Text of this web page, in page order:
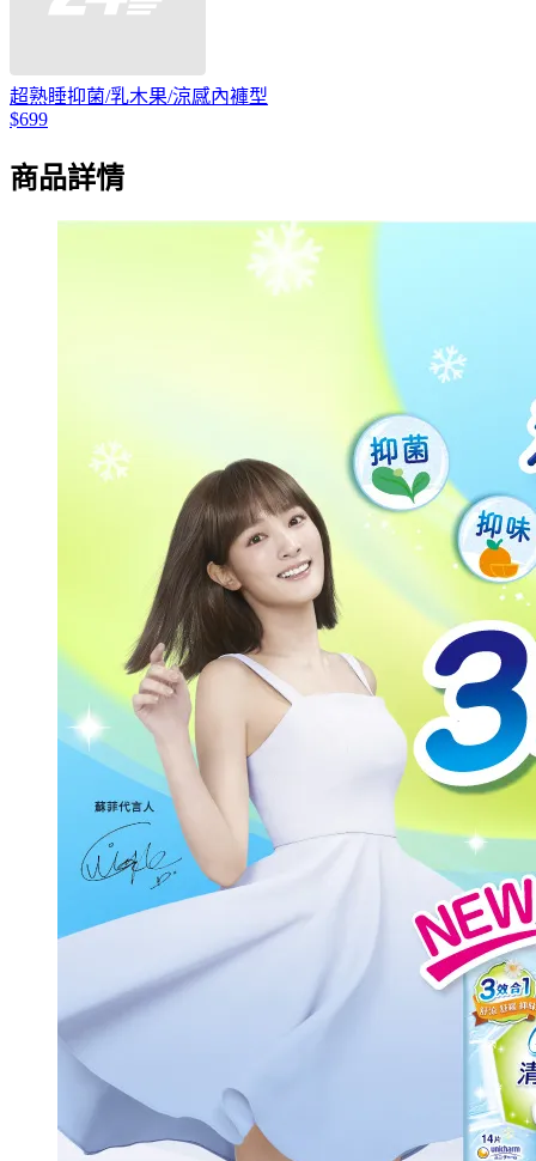
超熟睡抑菌/乳木果/涼感內褲型
$699
商品詳情